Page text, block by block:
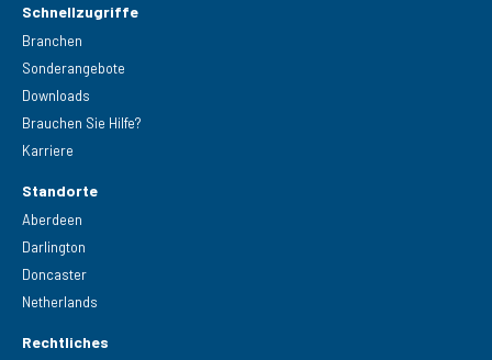
Schnellzugriffe
Branchen
Sonderangebote
Downloads
Brauchen Sie Hilfe?
Karriere
Standorte
Aberdeen
Darlington
Doncaster
Netherlands
Rechtliches